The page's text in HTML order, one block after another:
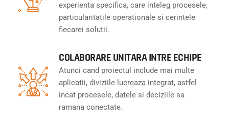
experienta specifica, care inteleg procesele,
particularitatile operationale si cerintele
fiecarei solutii.
COLABORARE UNITARA INTRE ECHIPE
Atunci cand proiectul include mai multe
aplicatii, diviziile lucreaza integrat, astfel
incat procesele, datele si deciziile sa
ramana conectate.